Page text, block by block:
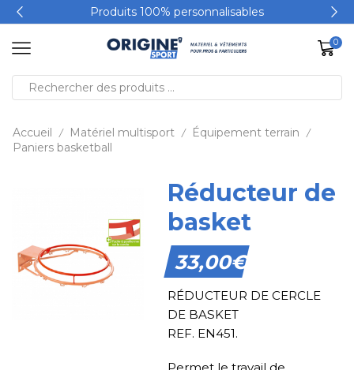
Produits 100% personnalisables
0
Accueil / Matériel multisport / Équipement terrain /
Paniers basketball
Réducteur de
basket
33,00€
RÉDUCTEUR DE CERCLE
DE BASKET
REF. EN451.
Permet le travail de